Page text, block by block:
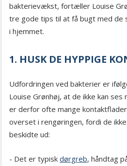
bakterievækst, fortæller Louise
tre gode tips til at få bugt med de
i hjemmet.
1. HUSK DE HYPPIGE
Udfordringen ved bakterier er
Louise Grønhøj, at de ikke kan
er derfor ofte mange
overset i rengøringen, fordi de
beskidte ud:
- Det er typisk dørgreb, håndtag